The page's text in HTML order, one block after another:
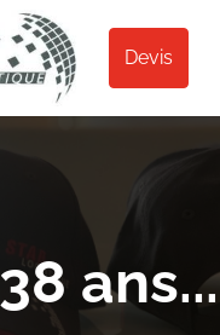
Devis
38 ans...